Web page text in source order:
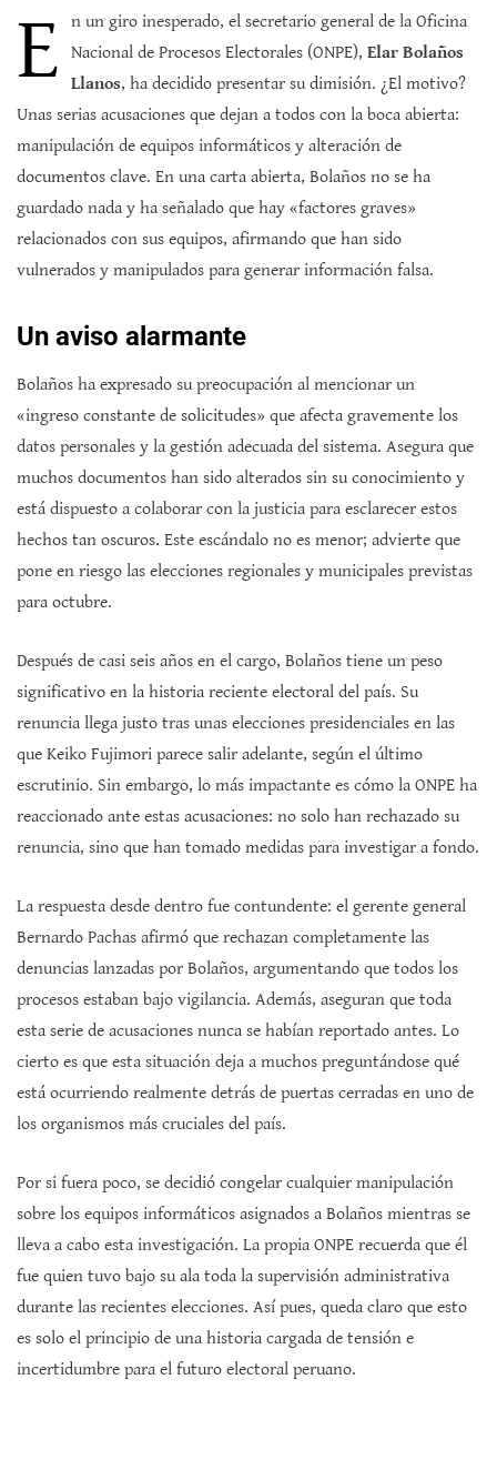
E
n un giro inesperado, el secretario general de la Oficina
Nacional de Procesos Electorales (ONPE), Elar Bolaños
Llanos, ha decidido presentar su dimisión. ¿El motivo?
Unas serias acusaciones que dejan a todos con la boca abierta:
manipulación de equipos informáticos y alteración de
documentos clave. En una carta abierta, Bolaños no se ha
guardado nada y ha señalado que hay «factores graves»
relacionados con sus equipos, afirmando que han sido
vulnerados y manipulados para generar información falsa.
Un aviso alarmante
Bolaños ha expresado su preocupación al mencionar un
«ingreso constante de solicitudes» que afecta gravemente los
datos personales y la gestión adecuada del sistema. Asegura que
muchos documentos han sido alterados sin su conocimiento y
está dispuesto a colaborar con la justicia para esclarecer estos
hechos tan oscuros. Este escándalo no es menor; advierte que
pone en riesgo las elecciones regionales y municipales previstas
para octubre.
Después de casi seis años en el cargo, Bolaños tiene un peso
significativo en la historia reciente electoral del país. Su
renuncia llega justo tras unas elecciones presidenciales en las
que Keiko Fujimori parece salir adelante, según el último
escrutinio. Sin embargo, lo más impactante es cómo la ONPE ha
reaccionado ante estas acusaciones: no solo han rechazado su
renuncia, sino que han tomado medidas para investigar a fondo.
La respuesta desde dentro fue contundente: el gerente general
Bernardo Pachas afirmó que rechazan completamente las
denuncias lanzadas por Bolaños, argumentando que todos los
procesos estaban bajo vigilancia. Además, aseguran que toda
esta serie de acusaciones nunca se habían reportado antes. Lo
cierto es que esta situación deja a muchos preguntándose qué
está ocurriendo realmente detrás de puertas cerradas en uno de
los organismos más cruciales del país.
Por si fuera poco, se decidió congelar cualquier manipulación
sobre los equipos informáticos asignados a Bolaños mientras se
lleva a cabo esta investigación. La propia ONPE recuerda que él
fue quien tuvo bajo su ala toda la supervisión administrativa
durante las recientes elecciones. Así pues, queda claro que esto
es solo el principio de una historia cargada de tensión e
incertidumbre para el futuro electoral peruano.